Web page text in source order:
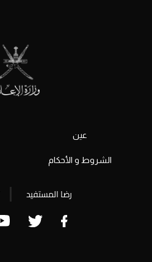
عين
الشروط و الأحكام
رضا المستفيد